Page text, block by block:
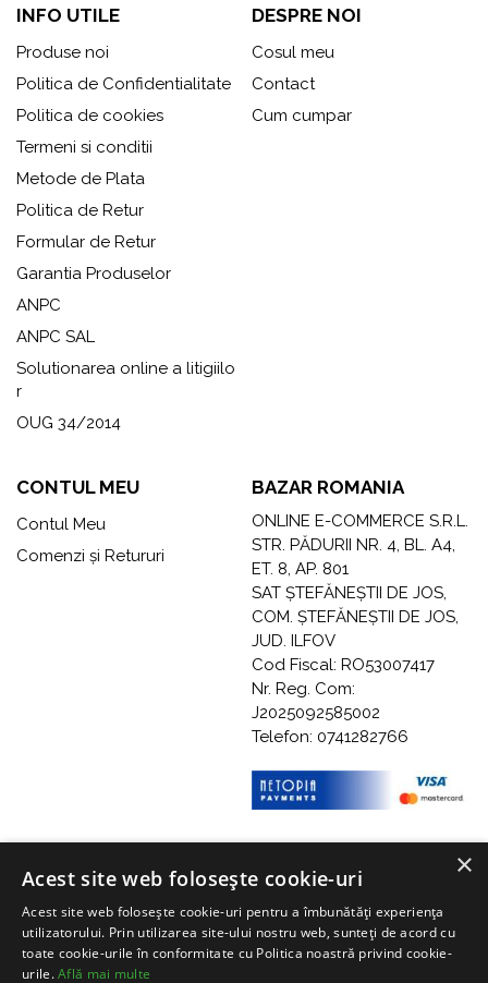
INFO UTILE
Produse noi
Politica de Confidentialitate
Politica de cookies
Termeni si conditii
Metode de Plata
Politica de Retur
Formular de Retur
Garantia Produselor
ANPC
ANPC SAL
Solutionarea online a litigiilo
r
OUG 34/2014
DESPRE NOI
Cosul meu
Contact
Cum cumpar
CONTUL MEU
Contul Meu
Comenzi și Retururi
BAZAR ROMANIA
ONLINE E-COMMERCE S.R.L.
STR. PĂDURII NR. 4, BL. A4,
ET. 8, AP. 801
SAT ȘTEFĂNEȘTII DE JOS,
COM. ȘTEFĂNEȘTII DE JOS,
JUD. ILFOV
Cod Fiscal: RO53007417
Nr. Reg. Com:
J2025092585002
Telefon: 0741282766
×
Acest site web folosește cookie-uri
Acest site web folosește cookie-uri pentru a îmbunătăți experiența
utilizatorului. Prin utilizarea site-ului nostru web, sunteți de acord cu
toate cookie-urile în conformitate cu Politica noastră privind cookie-
urile.Află mai multe